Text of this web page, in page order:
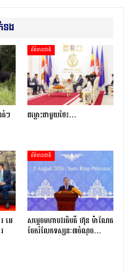
ទង
ធំៗ
ព័ត៌មានជាតិ
ជម្លោះជាមួយថៃ៖…
អេ
ព័ត៌មានជាតិ
សម្ដេចមហាបវរធិបតី ហ៊ុន ម៉ាណែត
ចែករំលែកទស្សនៈ៣ចំណុច…